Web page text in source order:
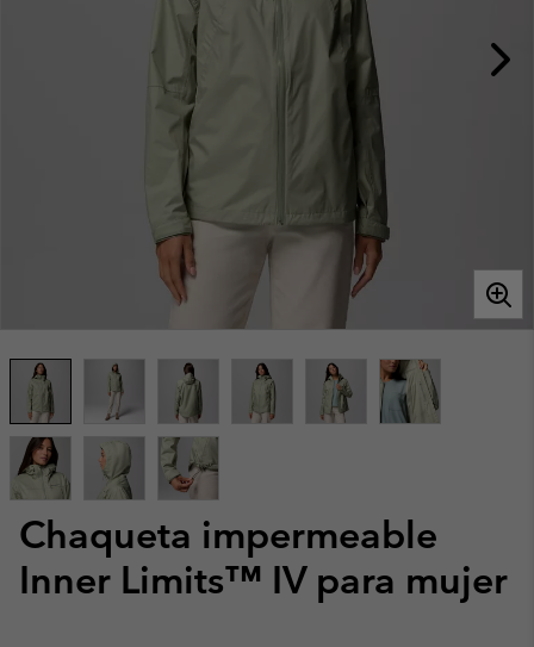
Chaqueta impermeable
Inner Limits™ IV para mujer